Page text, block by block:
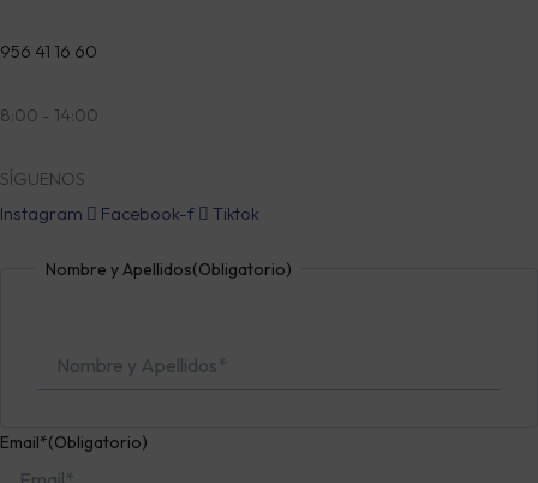
956 41 16 60
8:00 - 14:00
SÍGUENOS
Instagram
Facebook-f Tiktok
Nombre y Apellidos(Obligatorio)
Nombre
Email*(Obligatorio)